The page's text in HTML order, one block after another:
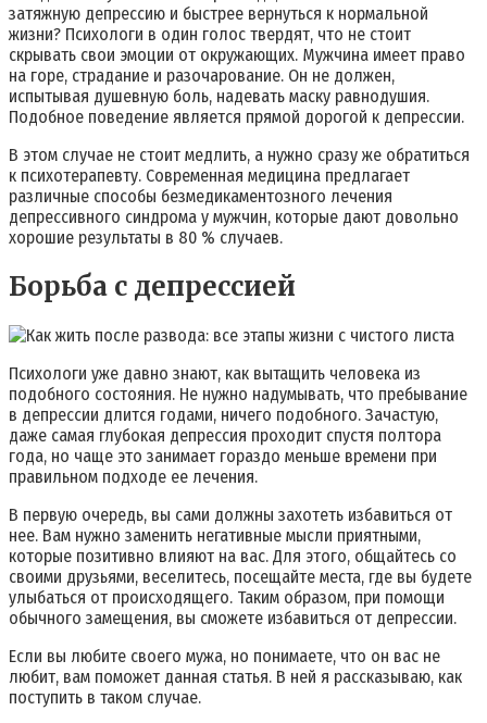
затяжную депрессию и быстрее вернуться к нормальной
жизни? Психологи в один голос твердят, что не стоит
скрывать свои эмоции от окружающих. Мужчина имеет право
на горе, страдание и разочарование. Он не должен,
испытывая душевную боль, надевать маску равнодушия.
Подобное поведение является прямой дорогой к депрессии.
В этом случае не стоит медлить, а нужно сразу же обратиться
к психотерапевту. Современная медицина предлагает
различные способы безмедикаментозного лечения
депрессивного синдрома у мужчин, которые дают довольно
хорошие результаты в 80 % случаев.
Борьба с депрессией
Психологи уже давно знают, как вытащить человека из
подобного состояния. Не нужно надумывать, что пребывание
в депрессии длится годами, ничего подобного. Зачастую,
даже самая глубокая депрессия проходит спустя полтора
года, но чаще это занимает гораздо меньше времени при
правильном подходе ее лечения.
В первую очередь, вы сами должны захотеть избавиться от
нее. Вам нужно заменить негативные мысли приятными,
которые позитивно влияют на вас. Для этого, общайтесь со
своими друзьями, веселитесь, посещайте места, где вы будете
улыбаться от происходящего. Таким образом, при помощи
обычного замещения, вы сможете избавиться от депрессии.
Если вы любите своего мужа, но понимаете, что он вас не
любит, вам поможет данная статья. В ней я рассказываю, как
поступить в таком случае.